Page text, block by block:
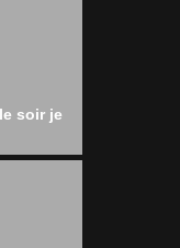
soir je